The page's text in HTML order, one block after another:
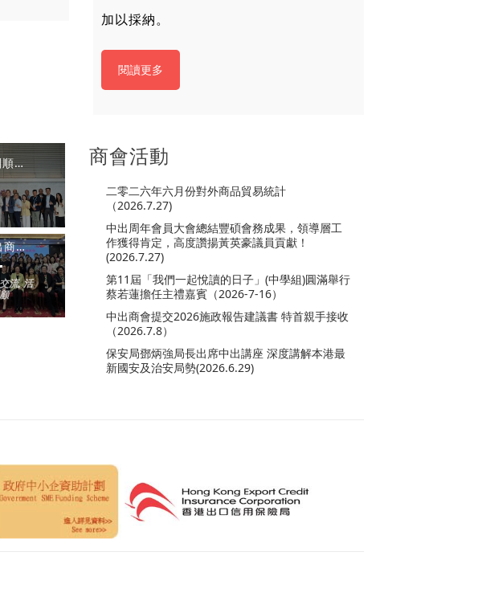
加以採納。
閱讀更多
婦委工作會議及專題講座 切身關注引起共鳴 (2026.6.17)
首屆「中出商會乒乓球邀請賽」成功舉行 (2026.1.31)
香港中華出入口商會舉辦「送暖到社群」活動 踐行「回饋社會」初心（2025-08-12）
香港中華出入口商會婦女事務委員會舉辦慶祝成立58周年暨 慶祝香港回歸二十八周年餐舞會（2025.8.8）
電商聯盟深圳鹽田考察團順利開展 深化深港跨境電商合作
中出商會婦委會訪澳門 與中總及婦聯溝通會務聯絡情感 (2023.11.10)
流,活
商會活動
二零二六年六月份對外商品貿易統計
（2026.7.27)
中出周年會員大會總結豐碩會務成果，領導層工
作獲得肯定，高度讚揚黃英豪議員貢獻！
(2026.7.27)
第11屆「我們一起悅讀的日子」(中學組)圓滿舉行
蔡若蓮擔任主禮嘉賓（2026-7-16）
中出商會提交2026施政報告建議書 特首親手接收
（2026.7.8）
保安局鄧炳強局長出席中出講座 深度講解本港最
新國安及治安局勢(2026.6.29)